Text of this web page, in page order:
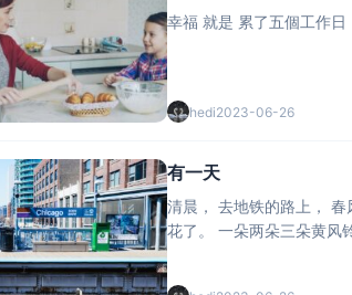
幸福 就是 累了五個工作日
hedi2023-06-26
有一天
清晨， 去地铁的路上，
花了。 一朵两朵三朵黄风